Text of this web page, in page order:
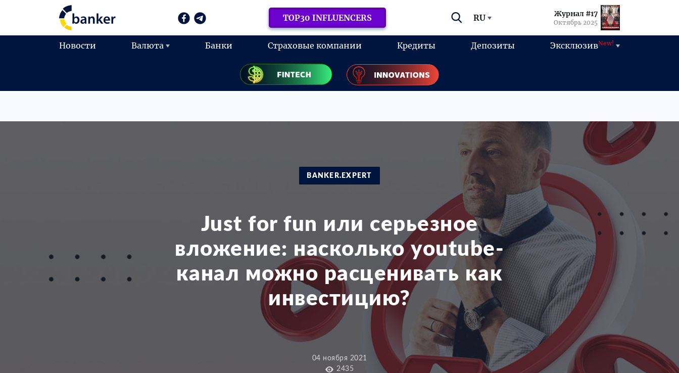
TOP30 INFLUENCERS RU Журнал #17
Октябрь 2025
Новости Валюта Банки Страховые компании Кредиты Депозиты ЭксклюзивNew!
BANKER.EXPERT
Just for fun или серьезное
вложение: насколько youtube-
канал можно расценивать как
инвестицию?
04 ноября 2021
2435